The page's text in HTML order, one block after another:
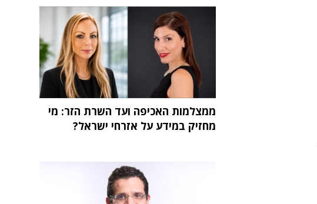
ממצלמות האכיפה ועד השרת הזר: מי
מחזיק במידע על אזרחי ישראל?